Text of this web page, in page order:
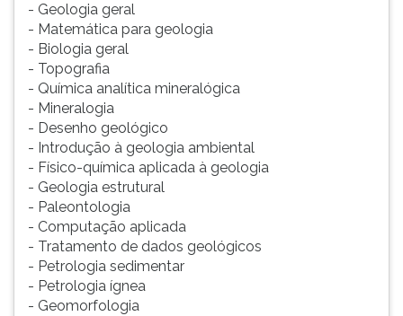
- Geologia geral
- Matemática para geologia
- Biologia geral
- Topografia
- Química analítica mineralógica
- Mineralogia
- Desenho geológico
- Introdução à geologia ambiental
- Físico-química aplicada à geologia
- Geologia estrutural
- Paleontologia
- Computação aplicada
- Tratamento de dados geológicos
- Petrologia sedimentar
- Petrologia ígnea
- Geomorfologia